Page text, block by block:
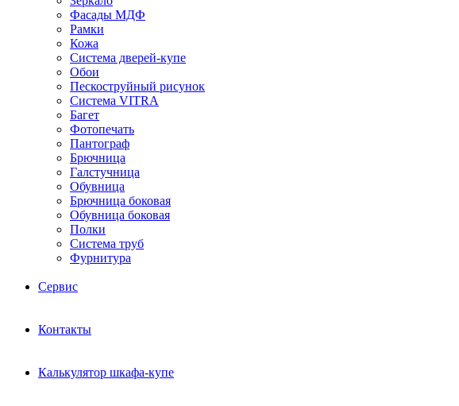
Фасады МДФ
Рамки
Кожа
Система дверей-купе
Обои
Пескоструйный рисунок
Система VITRA
Багет
Фотопечать
Пантограф
Брючница
Галстучница
Обувница
Брючница боковая
Обувница боковая
Полки
Система труб
Фурнитура
Сервис
Контакты
Калькулятор шкафа-купе